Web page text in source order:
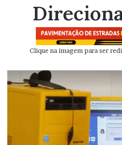
Clique na imagem para ser